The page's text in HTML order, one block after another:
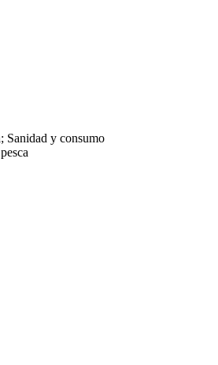
Sanidad y consumo